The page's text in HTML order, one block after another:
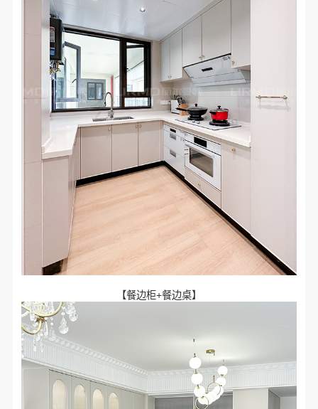
【餐边柜+餐边桌】